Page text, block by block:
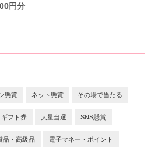
円分
懸賞 ネット懸賞 その場で当たる
フト券 大量当選 SNS懸賞
品・高級品 電子マネー・ポイント